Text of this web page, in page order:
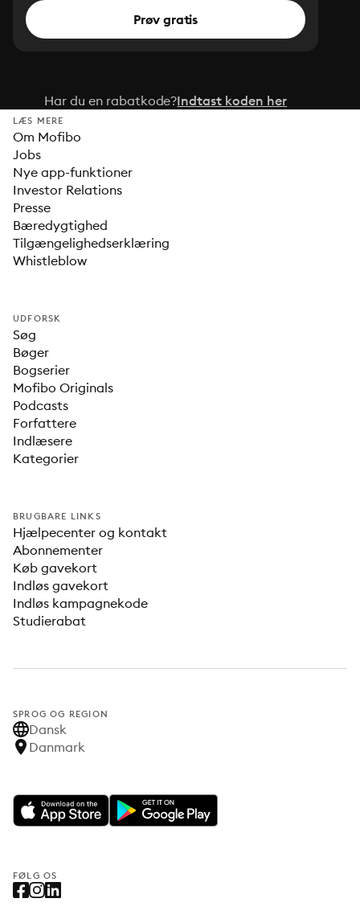
Prøv gratis
Har du en rabatkode?Indtast koden her
LÆS MERE
Om Mofibo
Jobs
Nye app-funktioner
Investor Relations
Presse
Bæredygtighed
Tilgængelighedserklæring
Whistleblow
UDFORSK
Søg
Bøger
Bogserier
Mofibo Originals
Podcasts
Forfattere
Indlæsere
Kategorier
BRUGBARE LINKS
Hjælpecenter og kontakt
Abonnementer
Køb gavekort
Indløs gavekort
Indløs kampagnekode
Studierabat
SPROG OG REGION
Dansk
Danmark
FØLG OS